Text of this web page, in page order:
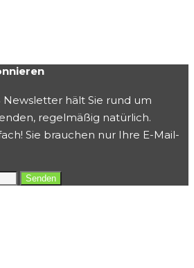
Newsletter hält Sie rund um
regelmäßig natürlich.
Sie brauchen nur Ihre E-Mail-